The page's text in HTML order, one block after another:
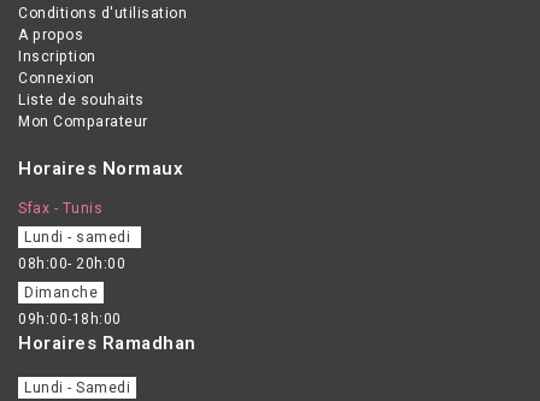
Conditions d'utilisation
A propos
Inscription
Connexion
Liste de souhaits
Mon Comparateur
Horaires Normaux
Sfax - Tunis
Lundi - samedi
08h:00- 20h:00
Dimanche
09h:00-18h:00
Horaires Ramadhan
Lundi - Samedi